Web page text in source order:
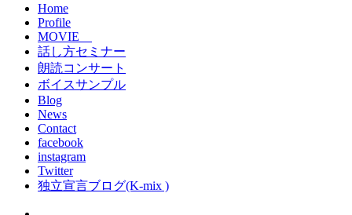
Home
Profile
MOVIE
話し方セミナー
朗読コンサート
ボイスサンプル
Blog
News
Contact
facebook
instagram
Twitter
独立宣言ブログ(K-mix )